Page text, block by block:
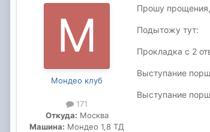
Мондео клуб
171
Откуда: Москва
Машина: Мондео 1,8 ТД
Прошу прощения,
Подытожу тут:
Прокладка с 2
Выступание
Выступание